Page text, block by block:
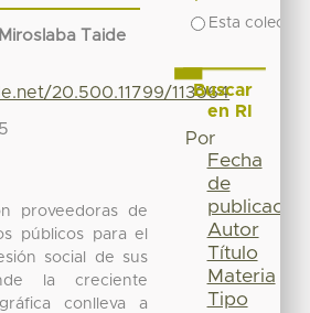
Taide
20.500.11799/113064
proveedoras de
públicos para el
social de sus
la creciente
conlleva a
Esta
Buscar
en RI
Por
Fecha
de
publicación
Autor
Título
Materia
Tipo